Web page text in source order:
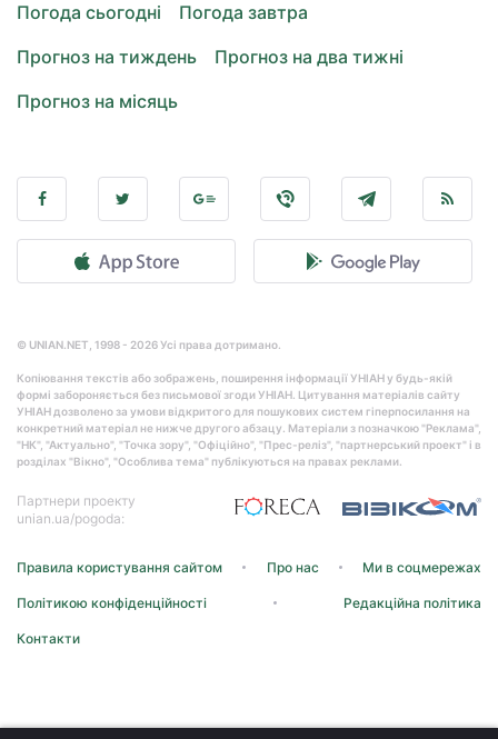
Погода сьогодні
Погода завтра
Прогноз на тиждень
Прогноз на два тижні
Прогноз на місяць
© UNIAN.NET, 1998 - 2026 Усі права дотримано.
Копіювання текстів або зображень, поширення інформації УНІАН у будь-якій
формі забороняється без письмової згоди УНІАН. Цитування матеріалів сайту
УНІАН дозволено за умови відкритого для пошукових систем гіперпосилання на
конкретний матеріал не нижче другого абзацу. Матеріали з позначкою "Реклама",
"НК", "Актуально", "Точка зору", "Офіційно", "Прес-реліз", "партнерський проект" і в
розділах "Вікно", "Особлива тема" публікуються на правах реклами.
Партнери проекту
unian.ua/pogoda:
Правила користування сайтом Про нас Ми в соцмережах
Політикою конфіденційності Редакційна політика
Контакти